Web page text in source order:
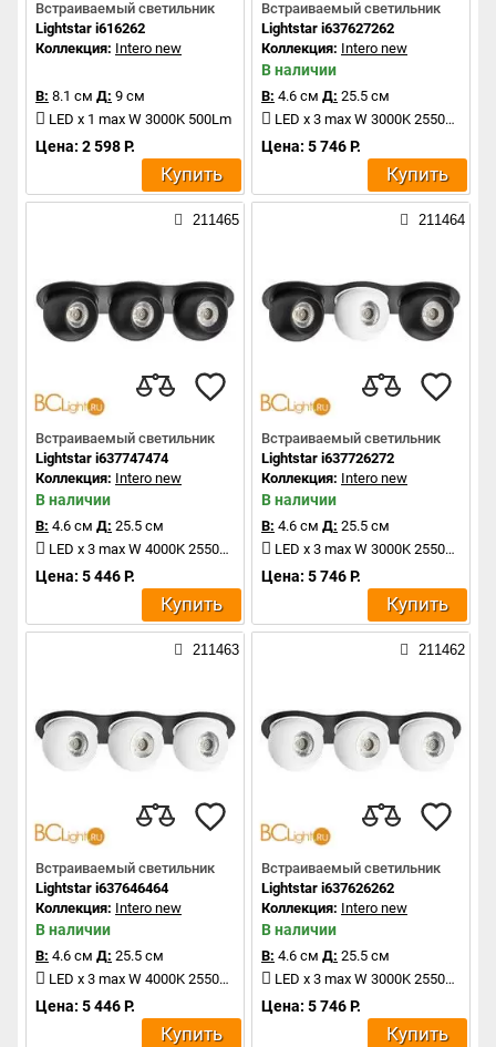
Встраиваемый светильник
Lightstar i616262
Коллекция: Intero new
В: 8.1 см Д: 9 см
LED x 1 max W 3000K 500Lm
Цена: 2 598 Р.
Купить
Встраиваемый светильник
Lightstar i637627262
Коллекция: Intero new
В наличии
В: 4.6 см Д: 25.5 см
LED x 3 max W 3000K 2550Lm
Цена: 5 746 Р.
Купить
211465
Встраиваемый светильник
Lightstar i637747474
Коллекция: Intero new
В наличии
В: 4.6 см Д: 25.5 см
LED x 3 max W 4000K 2550Lm
Цена: 5 446 Р.
Купить
211464
Встраиваемый светильник
Lightstar i637726272
Коллекция: Intero new
В наличии
В: 4.6 см Д: 25.5 см
LED x 3 max W 3000K 2550Lm
Цена: 5 746 Р.
Купить
211463
Встраиваемый светильник
Lightstar i637646464
Коллекция: Intero new
В наличии
В: 4.6 см Д: 25.5 см
LED x 3 max W 4000K 2550Lm
Цена: 5 446 Р.
Купить
211462
Встраиваемый светильник
Lightstar i637626262
Коллекция: Intero new
В наличии
В: 4.6 см Д: 25.5 см
LED x 3 max W 3000K 2550Lm
Цена: 5 746 Р.
Купить